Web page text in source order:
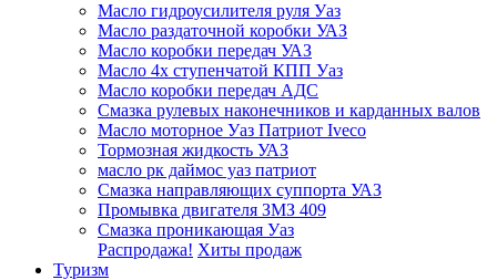
Масло гидроусилителя руля Уаз
Масло раздаточной коробки УАЗ
Масло коробки передач УАЗ
Масло 4х ступенчатой КПП Уаз
Масло коробки передач АДС
Смазка рулевых наконечников и карданных валов
Масло моторное Уаз Патриот Iveco
Тормозная жидкость УАЗ
масло рк даймос уаз патриот
Смазка направляющих суппорта УАЗ
Промывка двигателя ЗМЗ 409
Смазка проникающая Уаз
Распродажа! Хиты продаж
Туризм